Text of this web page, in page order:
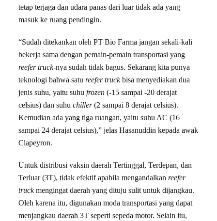
tetap terjaga dan udara panas dari luar tidak ada yang
masuk ke ruang pendingin.
“Sudah ditekankan oleh PT Bio Farma jangan sekali-kali
bekerja sama dengan pemain-pemain transportasi yang
reefer truck-nya sudah tidak bagus. Sekarang kita punya
teknologi bahwa satu reefer truckbisa menyediakan dua
jenis suhu, yaitu suhu frozen (-15 sampai -20 derajat
celsius) dan suhu chiller(2 sampai 8 derajat celsius).
Kemudian ada yang tiga ruangan, yaitu suhu AC (16
sampai 24 derajat celsius),” jelas Hasanuddin kepada awak
Clapeyron.
Untuk distribusi vaksin daerah Tertinggal, Terdepan, dan
Terluar (3T), tidak efektif apabila mengandalkan reefer
truckmengingat daerah yang dituju sulit untuk dijangkau.
Oleh karena itu, digunakan moda transportasi yang dapat
menjangkau daerah 3T seperti sepeda motor. Selain itu,